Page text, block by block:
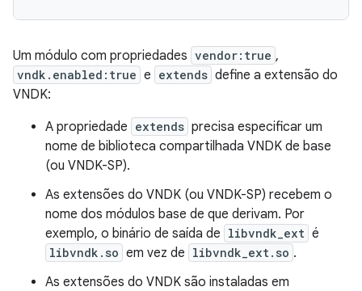
Um módulo com propriedades vendor:true ,
vndk.enabled:true e extends define a extensão do
VNDK:
A propriedade extends precisa especificar um
nome de biblioteca compartilhada VNDK de base
(ou VNDK-SP).
As extensões do VNDK (ou VNDK-SP) recebem o
nome dos módulos base de que derivam. Por
exemplo, o binário de saída de libvndk_ext é
libvndk.so em vez de libvndk_ext.so .
As extensões do VNDK são instaladas em